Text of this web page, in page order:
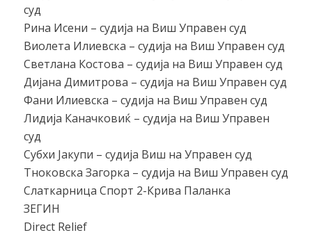
суд
Рина Исени – судија на Виш Управен суд
Виолета Илиевска – судија на Виш Управен суд
Светлана Костова – судија на Виш Управен суд
Дијана Димитрова – судија на Виш Управен суд
Фани Илиевска – судија на Виш Управен суд
Лидија Каначковиќ – судија на Виш Управен
суд
Субхи Јакупи – судија Виш на Управен суд
Тноковска Загорка – судија на Виш Управен суд
Слаткарница Спорт 2-Крива Паланка
ЗЕГИН
Direct Reliеf